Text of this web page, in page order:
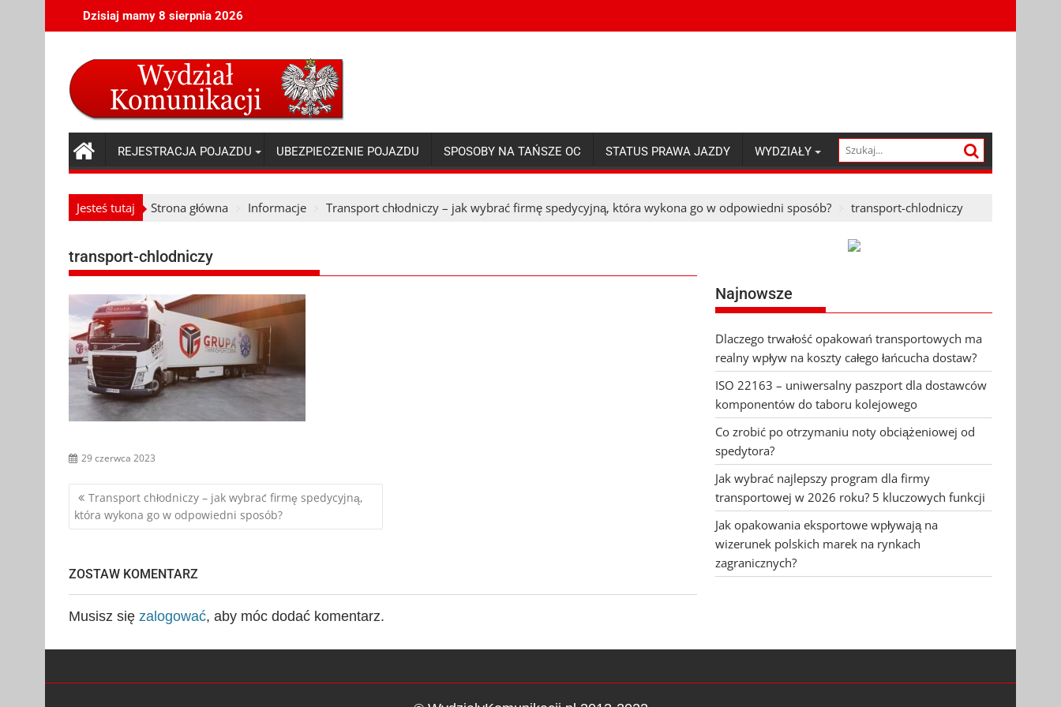
to
Dzisiaj mamy 8 sierpnia 2026
REJESTRACJA POJAZDU UBEZPIECZENIE POJAZDU SPOSOBY NA TAŃSZE OC STATUS PRAWA JAZDY WYDZIAŁY
Jesteś tutaj Strona główna Informacje Transport chłodniczy – jak wybrać firmę spedycyjną, która wykona go w odpowiedni sposób? transport-chlodniczy
transport-chlodniczy
29 czerwca 2023
Nawigacja
wpisu
Transport chłodniczy – jak wybrać firmę spedycyjną,
która wykona go w odpowiedni sposób?
ZOSTAW KOMENTARZ
Musisz się zalogować, aby móc dodać komentarz.
Najnowsze
Dlaczego trwałość opakowań transportowych ma
realny wpływ na koszty całego łańcucha dostaw?
ISO 22163 – uniwersalny paszport dla dostawców
komponentów do taboru kolejowego
Co zrobić po otrzymaniu noty obciążeniowej od
spedytora?
Jak wybrać najlepszy program dla firmy
transportowej w 2026 roku? 5 kluczowych funkcji
Jak opakowania eksportowe wpływają na
wizerunek polskich marek na rynkach
zagranicznych?